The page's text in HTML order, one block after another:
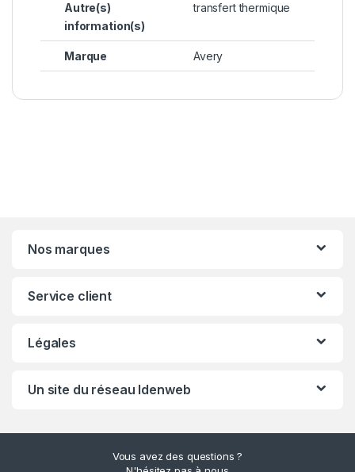
Autre(s)
information(s)
transfert thermique
Marque Avery
Nos marques
Service client
Légales
Un site du réseau Idenweb
Vous avez des questions ?